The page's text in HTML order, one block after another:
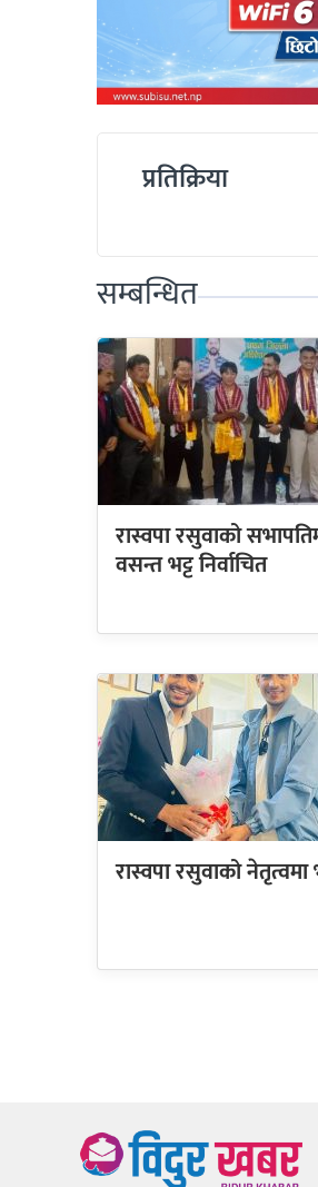
प्रतिक्रिया
सम्बन्धित
रास्वपा रसुवाको
वसन्त भट्ट निर्वाचित
रास्वपा रसुवाको नेतृत्वमा